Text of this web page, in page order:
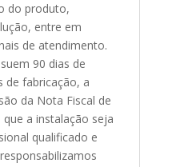
do produto,
entre em
de atendimento.
90 dias de
de fabricação, a
da Nota Fiscal de
a instalação seja
qualificado e